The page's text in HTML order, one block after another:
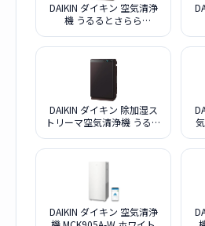
DAIKIN ダイキン 空気清浄
機 うるるとさらら
DAIKIN ダイキン 除加湿ス
トリーマ空気清浄機 うるる
ン
DAIKIN ダイキン 空気清浄